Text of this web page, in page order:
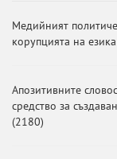
Медийният
корупцията на
Апозитивните
средство за
(2180)